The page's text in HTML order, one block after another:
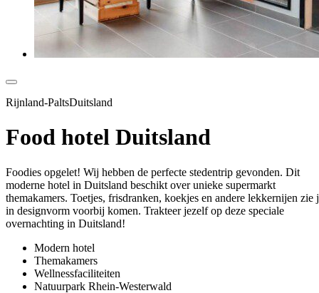
Rijnland-PaltsDuitsland
Food hotel Duitsland
Foodies opgelet! Wij hebben de perfecte stedentrip gevonden. Dit
moderne hotel in Duitsland beschikt over unieke supermarkt
themakamers. Toetjes, frisdranken, koekjes en andere lekkernijen zie
in designvorm voorbij komen. Trakteer jezelf op deze speciale
overnachting in Duitsland!
Modern hotel
Themakamers
Wellnessfaciliteiten
Natuurpark Rhein-Westerwald